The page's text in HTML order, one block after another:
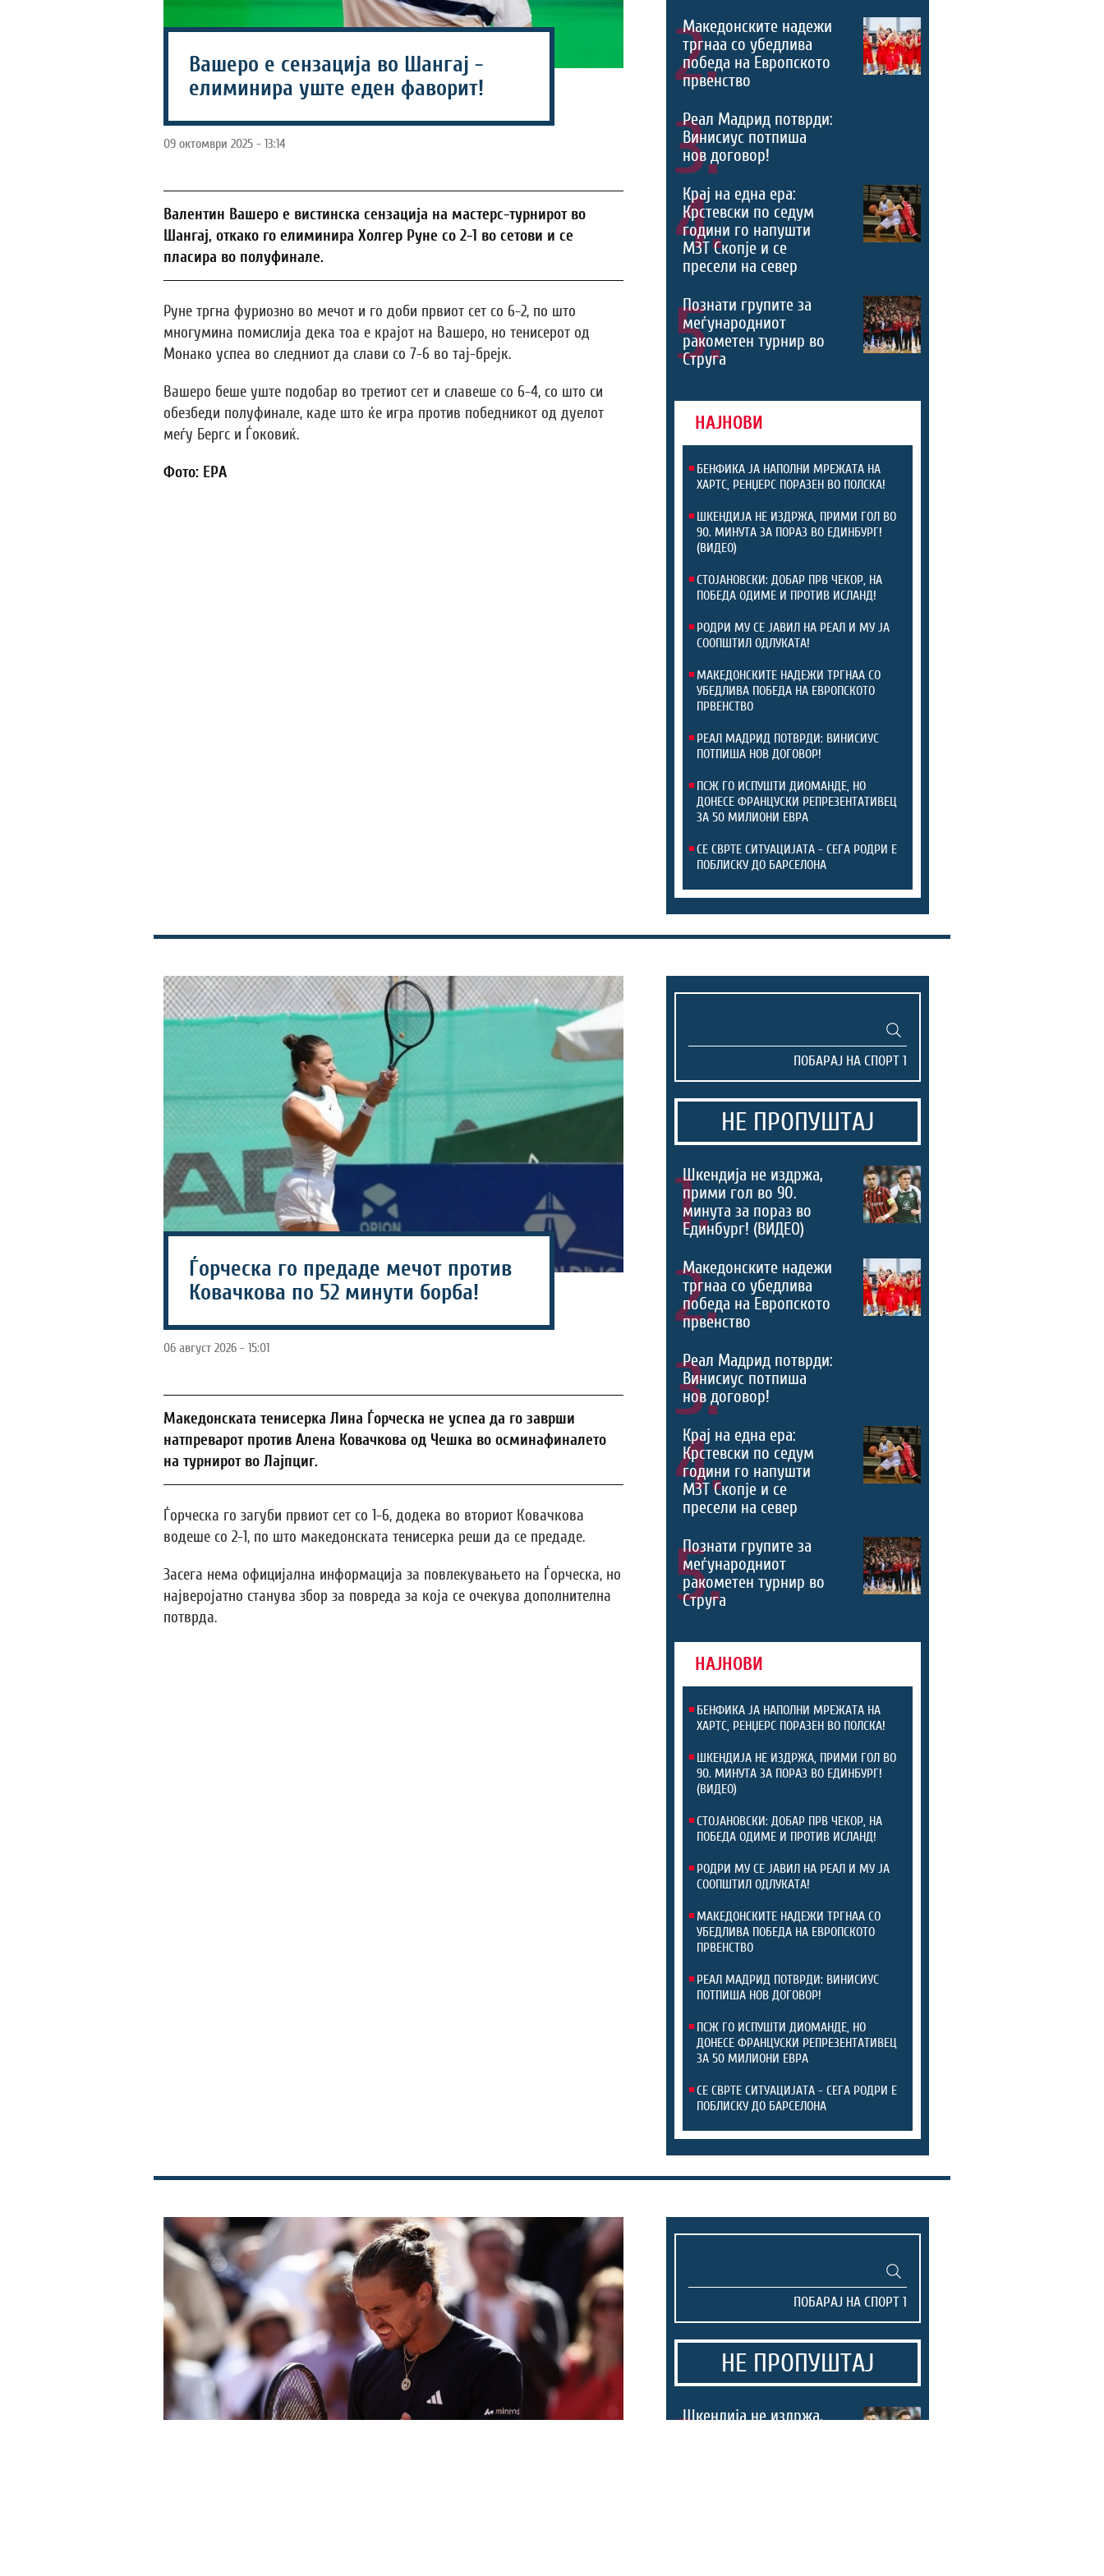
Вашеро е сензација во Шангај -
елиминира уште еден фаворит!
09 октомври 2025 - 13:14
Валентин Вашеро е вистинска сензација на мастерс-турнирот во
Шангај, откако го елиминира Холгер Руне со 2-1 во сетови и се
пласира во полуфинале.
Руне тргна фуриозно во мечот и го доби првиот сет со 6-2, по што
многумина помислија дека тоа е крајот на Вашеро, но тенисерот од
Монако успеа во следниот да слави со 7-6 во тај-брејк.
Вашеро беше уште подобар во третиот сет и славеше со 6-4, со што си
обезбеди полуфинале, каде што ќе игра против победникот од дуелот
меѓу Бергс и Ѓоковиќ.
Фото: EPA
2.
Македонските надежи
тргнаа со убедлива
победа на Европското
првенство
3.
Реал Мадрид потврди:
Винисиус потпиша
нов договор!
4.
Крај на една ера:
Крстевски по седум
години го напушти
МЗТ Скопје и се
пресели на север
5.
Познати групите за
меѓународниот
ракометен турнир во
Струга
НАЈНОВИ
БЕНФИКА ЈА НАПОЛНИ МРЕЖАТА НА
ХАРТС, РЕНЏЕРС ПОРАЗЕН ВО ПОЛСКА!
ШКЕНДИЈА НЕ ИЗДРЖА, ПРИМИ ГОЛ ВО
90. МИНУТА ЗА ПОРАЗ ВО ЕДИНБУРГ!
(ВИДЕО)
СТОЈАНОВСКИ: ДОБАР ПРВ ЧЕКОР, НА
ПОБЕДА ОДИМЕ И ПРОТИВ ИСЛАНД!
РОДРИ МУ СЕ ЈАВИЛ НА РЕАЛ И МУ ЈА
СООПШТИЛ ОДЛУКАТА!
МАКЕДОНСКИТЕ НАДЕЖИ ТРГНАА СО
УБЕДЛИВА ПОБЕДА НА ЕВРОПСКОТО
ПРВЕНСТВО
РЕАЛ МАДРИД ПОТВРДИ: ВИНИСИУС
ПОТПИША НОВ ДОГОВОР!
ПСЖ ГО ИСПУШТИ ДИОМАНДЕ, НО
ДОНЕСЕ ФРАНЦУСКИ РЕПРЕЗЕНТАТИВЕЦ
ЗА 50 МИЛИОНИ ЕВРА
СЕ СВРТЕ СИТУАЦИЈАТА - СЕГА РОДРИ Е
ПОБЛИСКУ ДО БАРСЕЛОНА
Ѓорческа го предаде мечот против
Ковачкова по 52 минути борба!
06 август 2026 - 15:01
Македонската тенисерка Лина Ѓорческа не успеа да го заврши
натпреварот против Алена Ковачкова од Чешка во осминафиналето
на турнирот во Лајпциг.
Ѓорческа го загуби првиот сет со 1-6, додека во вториот Ковачкова
водеше со 2-1, по што македонската тенисерка реши да се предаде.
Засега нема официјална информација за повлекувањето на Ѓорческа, но
најверојатно станува збор за повреда за која се очекува дополнителна
потврда.
НЕ ПРОПУШТАЈ
1.
Шкендија не издржа,
прими гол во 90.
минута за пораз во
Единбург! (ВИДЕО)
2.
Македонските надежи
тргнаа со убедлива
победа на Европското
првенство
3.
Реал Мадрид потврди:
Винисиус потпиша
нов договор!
4.
Крај на една ера:
Крстевски по седум
години го напушти
МЗТ Скопје и се
пресели на север
5.
Познати групите за
меѓународниот
ракометен турнир во
Струга
НАЈНОВИ
БЕНФИКА ЈА НАПОЛНИ МРЕЖАТА НА
ХАРТС, РЕНЏЕРС ПОРАЗЕН ВО ПОЛСКА!
ШКЕНДИЈА НЕ ИЗДРЖА, ПРИМИ ГОЛ ВО
90. МИНУТА ЗА ПОРАЗ ВО ЕДИНБУРГ!
(ВИДЕО)
СТОЈАНОВСКИ: ДОБАР ПРВ ЧЕКОР, НА
ПОБЕДА ОДИМЕ И ПРОТИВ ИСЛАНД!
РОДРИ МУ СЕ ЈАВИЛ НА РЕАЛ И МУ ЈА
СООПШТИЛ ОДЛУКАТА!
МАКЕДОНСКИТЕ НАДЕЖИ ТРГНАА СО
УБЕДЛИВА ПОБЕДА НА ЕВРОПСКОТО
ПРВЕНСТВО
РЕАЛ МАДРИД ПОТВРДИ: ВИНИСИУС
ПОТПИША НОВ ДОГОВОР!
ПСЖ ГО ИСПУШТИ ДИОМАНДЕ, НО
ДОНЕСЕ ФРАНЦУСКИ РЕПРЕЗЕНТАТИВЕЦ
ЗА 50 МИЛИОНИ ЕВРА
СЕ СВРТЕ СИТУАЦИЈАТА - СЕГА РОДРИ Е
ПОБЛИСКУ ДО БАРСЕЛОНА
НЕ ПРОПУШТАЈ
1.
Шкендија не издржа,